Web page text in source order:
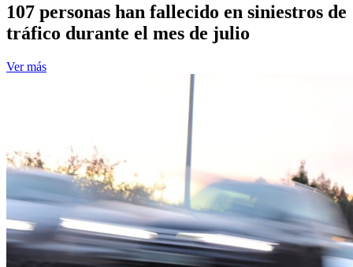
107 personas han fallecido en siniestros de
tráfico durante el mes de julio
Ver más